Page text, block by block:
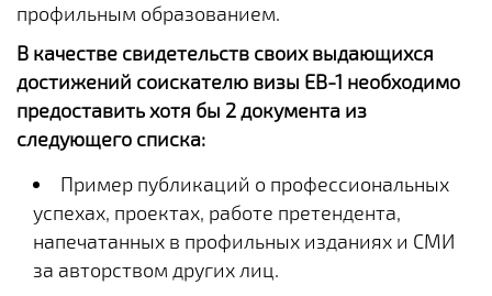
профильным образованием.
В качестве свидетельств своих выдающихся
достижений соискателю визы EB-1 необходимо
предоставить хотя бы 2 документа из
следующего списка:
Пример публикаций о профессиональных
успехах, проектах, работе претендента,
напечатанных в профильных изданиях и СМИ
за авторством других лиц.